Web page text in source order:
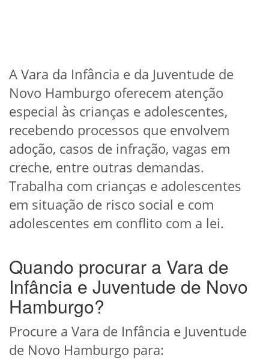
A Vara da Infância e da Juventude de
Novo Hamburgo oferecem atenção
especial às crianças e adolescentes,
recebendo processos que envolvem
adoção, casos de infração, vagas em
creche, entre outras demandas.
Trabalha com crianças e adolescentes
em situação de risco social e com
adolescentes em conflito com a lei.
Quando procurar a Vara de
Infância e Juventude de Novo
Hamburgo?
Procure a Vara de Infância e Juventude
de Novo Hamburgo para: